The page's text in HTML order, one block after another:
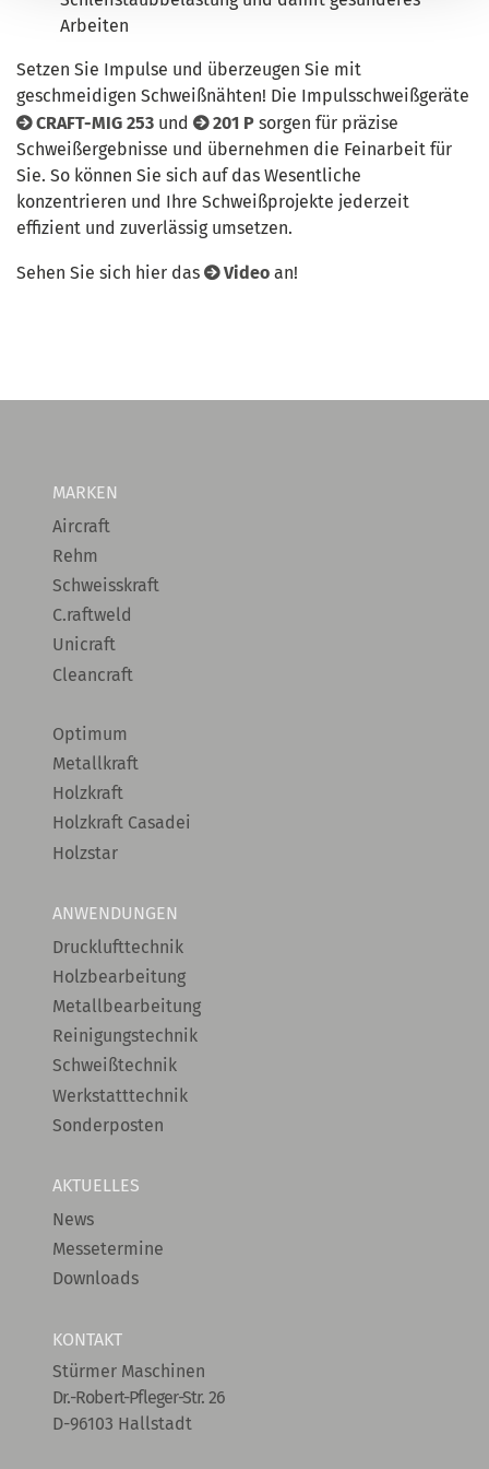
Arbeiten
Setzen Sie Impulse und überzeugen Sie mit
geschmeidigen Schweißnähten! Die Impulsschweißgeräte
CRAFT-MIG 253 und 201 P sorgen für präzise
Schweißergebnisse und übernehmen die Feinarbeit für
Sie. So können Sie sich auf das Wesentliche
konzentrieren und Ihre Schweißprojekte jederzeit
effizient und zuverlässig umsetzen.
Sehen Sie sich hier das Video an!
MARKEN
Aircraft
Rehm
Schweisskraft
C.raftweld
Unicraft
Cleancraft
Optimum
Metallkraft
Holzkraft
Holzkraft Casadei
Holzstar
ANWENDUNGEN
Drucklufttechnik
Holzbearbeitung
Metallbearbeitung
Reinigungstechnik
Schweißtechnik
Werkstatttechnik
Sonderposten
AKTUELLES
News
Messetermine
Downloads
KONTAKT
Stürmer Maschinen
Dr.-Robert-Pfleger-Str. 26
D-96103 Hallstadt